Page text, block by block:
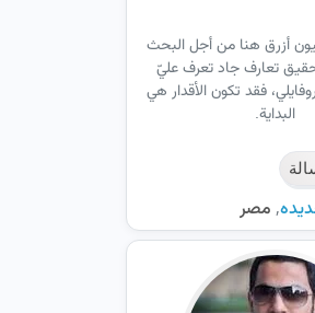
أزرق هنا من أجل البحث
تعارف جاد تعرف عليّ
فقد تكون الأقدار هي
البداية.
, مصر